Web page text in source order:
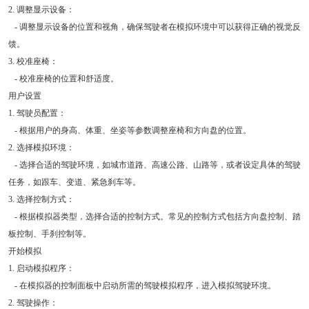
2. 调整显示设备：
- 调整显示设备的位置和视角，确保驾驶者在模拟环境中可以获得正确的视觉反
馈。
3. 校准座椅：
- 校准座椅的位置和舒适度。
用户设置
1. 驾驶员配置：
- 根据用户的身高、体重、坐姿等参数调整座椅和方向盘的位置。
2. 选择模拟环境：
- 选择合适的驾驶环境，如城市道路、高速公路、山路等，或者设定具体的驾驶
任务，如跟车、变道、紧急刹车等。
3. 选择控制方式：
- 根据模拟器类型，选择合适的控制方式。常见的控制方式包括方向盘控制、踏
板控制、手刹控制等。
开始模拟
1. 启动模拟程序：
- 在模拟器的控制面板中启动所需的驾驶模拟程序，进入模拟驾驶环境。
2. 驾驶操作：